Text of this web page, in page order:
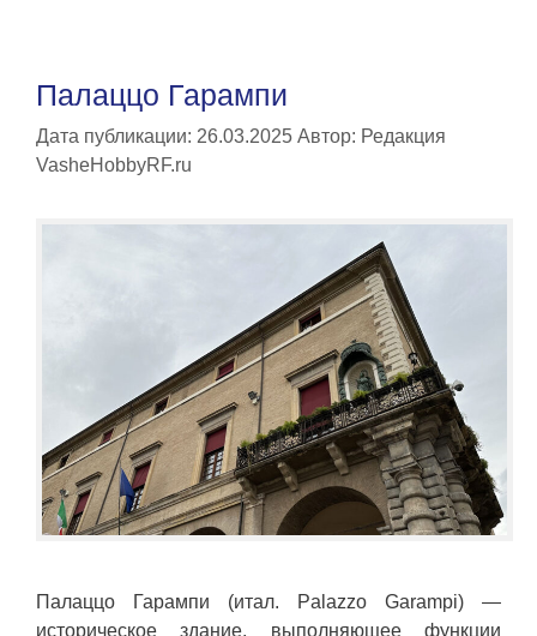
Палаццо Гарампи
Дата публикации: 26.03.2025 Автор: Редакция
VasheHobbyRF.ru
Палаццо Гарампи (итал. Palazzo Garampi) —
историческое здание, выполняющее функции